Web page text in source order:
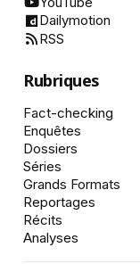
Dailymotion
RSS
Rubriques
Fact-checking
Enquêtes
Dossiers
Séries
Grands Formats
Reportages
Récits
Analyses